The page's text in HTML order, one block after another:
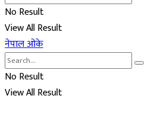
No Result
View All Result
नेपाल ओके
No Result
View All Result